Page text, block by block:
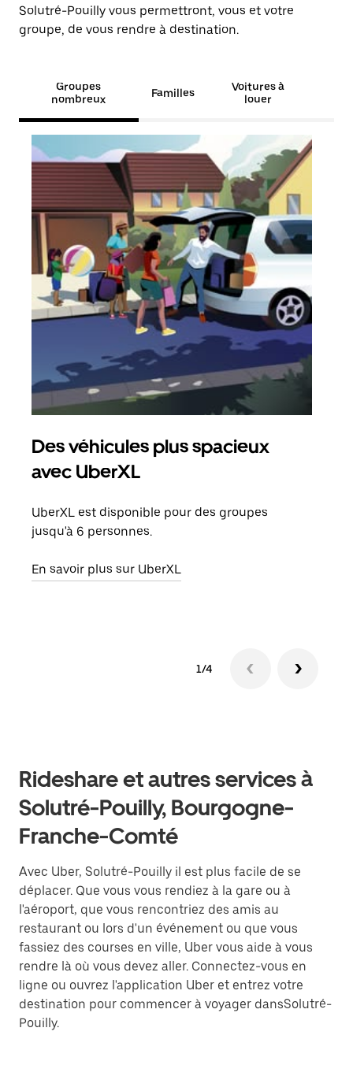
Solutré-Pouilly vous permettront, vous et votre
groupe, de vous rendre à destination.
Groupes
nombreux
Familles
Voitures à
louer
Des véhicules plus spacieux
avec UberXL
UberXL est disponible pour des groupes
jusqu'à 6 personnes.
En savoir plus sur UberXL
1/4
Rideshare et autres services à
Solutré-Pouilly, Bourgogne-
Franche-Comté
Avec Uber, Solutré-Pouilly il est plus facile de se
déplacer. Que vous vous rendiez à la gare ou à
l'aéroport, que vous rencontriez des amis au
restaurant ou lors d'un événement ou que vous
fassiez des courses en ville, Uber vous aide à vous
rendre là où vous devez aller. Connectez-vous en
ligne ou ouvrez l'application Uber et entrez votre
destination pour commencer à voyager dansSolutré-
Pouilly.